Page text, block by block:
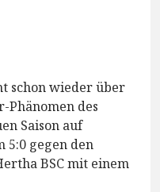
schon wieder über
Phänomen des
Saison auf
5:0 gegen den
BSC mit einem